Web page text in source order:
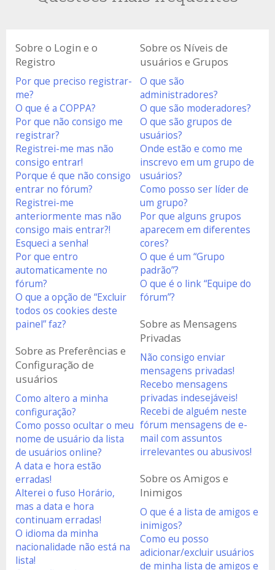
Sobre o Login e o
Registro
Por que preciso registrar-
me?
O que é a COPPA?
Por que não consigo me
registrar?
Registrei-me mas não
consigo entrar!
Porque é que não consigo
entrar no fórum?
Registrei-me
anteriormente mas não
consigo mais entrar?!
Esqueci a senha!
Por que entro
automaticamente no
fórum?
O que a opção de “Excluir
todos os cookies deste
painel” faz?
Sobre as Preferências e
Configuração de
usuários
Como altero a minha
configuração?
Como posso ocultar o meu
nome de usuário da lista
de usuários online?
A data e hora estão
erradas!
Alterei o fuso Horário,
mas a data e hora
continuam erradas!
O idioma da minha
nacionalidade não está na
lista!
Sobre os Níveis de
usuários e Grupos
O que são
administradores?
O que são moderadores?
O que são grupos de
usuários?
Onde estão e como me
inscrevo em um grupo de
usuários?
Como posso ser líder de
um grupo?
Por que alguns grupos
aparecem em diferentes
cores?
O que é um “Grupo
padrão”?
O que é o link “Equipe do
fórum”?
Sobre as Mensagens
Privadas
Não consigo enviar
mensagens privadas!
Recebo mensagens
privadas indesejáveis!
Recebi de alguém neste
fórum mensagens de e-
mail com assuntos
irrelevantes ou abusivos!
Sobre os Amigos e
Inimigos
O que é a lista de amigos e
inimigos?
Como eu posso
adicionar/excluir usuários
de minha lista de amigos e